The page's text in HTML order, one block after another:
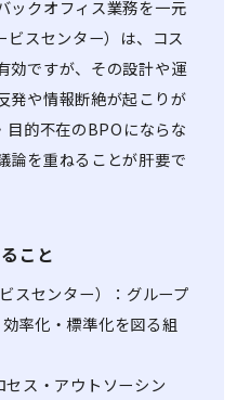
ックオフィス業務を一元
ビスセンター）は、コス
効ですが、その設計や運
発や情報断絶が起こりが
目的不在のBPOにならな
論を重ねることが肝要で
こと
スセンター）：グループ
率化・標準化を図る組
ス・アウトソーシン